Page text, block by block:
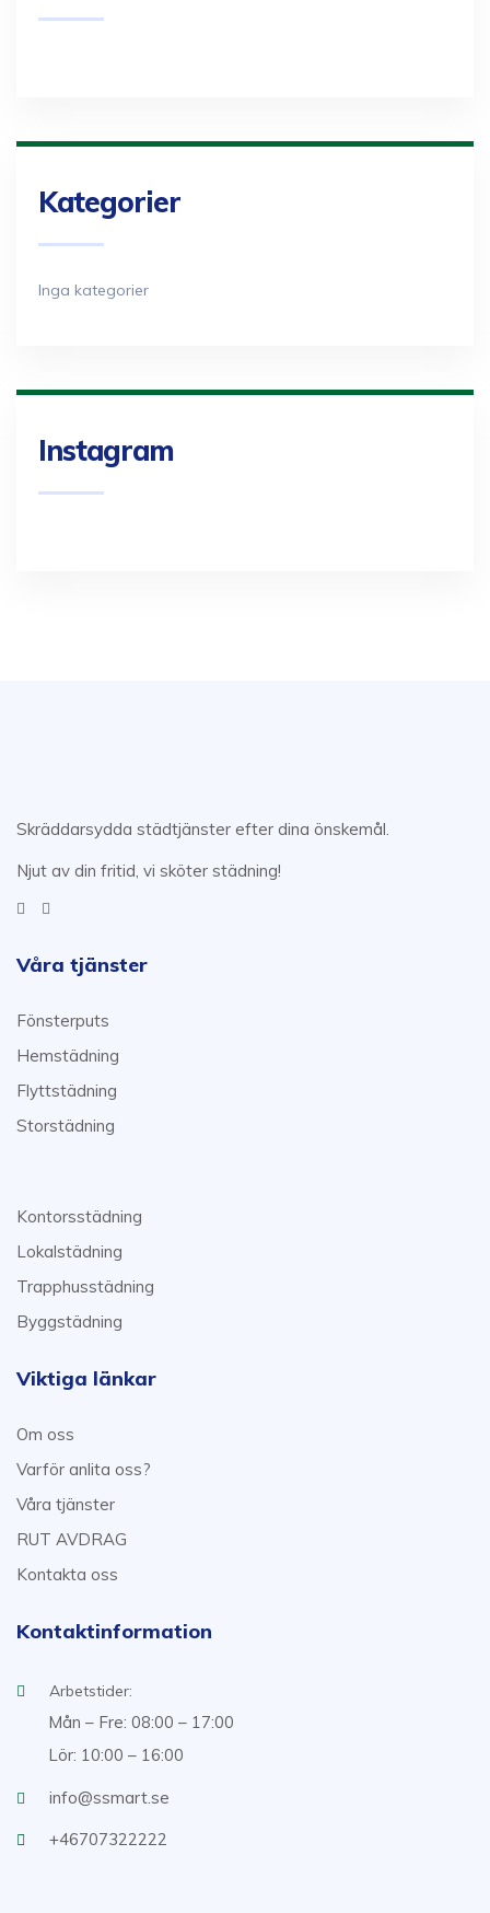
Kategorier
Inga kategorier
Instagram
Skräddarsydda städtjänster efter dina önskemål.
Njut av din fritid, vi sköter städning!
Våra tjänster
Fönsterputs
Hemstädning
Flyttstädning
Storstädning
Kontorsstädning
Lokalstädning
Trapphusstädning
Byggstädning
Viktiga länkar
Om oss
Varför anlita oss?
Våra tjänster
RUT AVDRAG
Kontakta oss
Kontaktinformation
Arbetstider:
Mån – Fre: 08:00 – 17:00
Lör: 10:00 – 16:00
info@ssmart.se
+46707322222